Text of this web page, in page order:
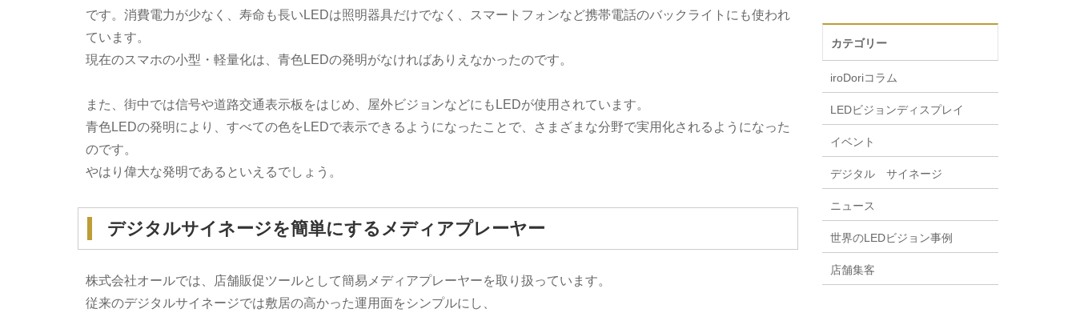
です。消費電力が少なく、寿命も長いLEDは照明器具だけでなく、スマートフォンなど携帯電話のバックライトにも使われ
ています。
現在のスマホの小型・軽量化は、青色LEDの発明がなければありえなかったのです。
また、街中では信号や道路交通表示板をはじめ、屋外ビジョンなどにもLEDが使用されています。
青色LEDの発明により、すべての色をLEDで表示できるようになったことで、さまざまな分野で実用化されるようになった
のです。
やはり偉大な発明であるといえるでしょう。
デジタルサイネージを簡単にするメディアプレーヤー
株式会社オールでは、店舗販促ツールとして簡易メディアプレーヤーを取り扱っています。
従来のデジタルサイネージでは敷居の高かった運用面をシンプルにし、
カテゴリー
iroDoriコラム
LEDビジョンディスプレイ
イベント
デジタル サイネージ
ニュース
世界のLEDビジョン事例
店舗集客